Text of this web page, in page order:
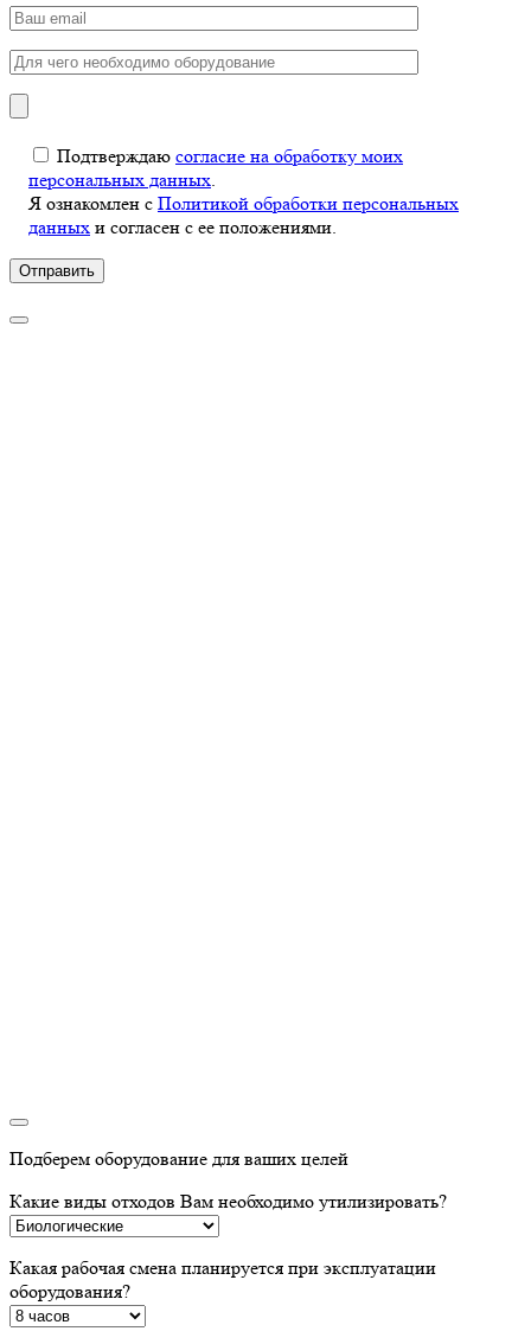
Подтверждаю согласие на обработку моих
персональных данных
Я ознакомлен с Политикой обработки персональных
данных и согласен с ее положениями.
Подберем оборудование для ваших целей
Какие виды отходов Вам необходимо утилизировать?
Какая рабочая смена планируется при эксплуатации
оборудования?